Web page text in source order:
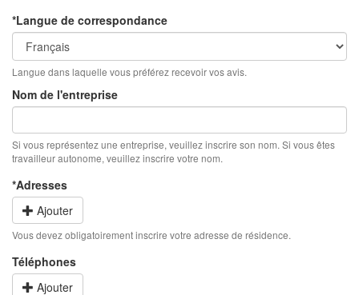
*Langue de correspondance
Langue dans laquelle vous préférez recevoir vos avis.
Nom de l'entreprise
Si vous représentez une entreprise, veuillez inscrire son nom. Si vous êtes
travailleur autonome, veuillez inscrire votre nom.
*Adresses
Ajouter
Vous devez obligatoirement inscrire votre adresse de résidence.
Téléphones
Ajouter